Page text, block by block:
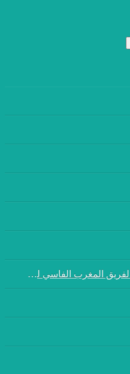
في الجمع العام الثالث لفريق المغرب الفاسي لكرة القدم: